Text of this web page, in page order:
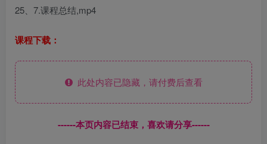
25、7.课程总结,mp4
课程下载：
此处内容已隐藏，请付费后查看
------本页内容已结束，喜欢请分享------